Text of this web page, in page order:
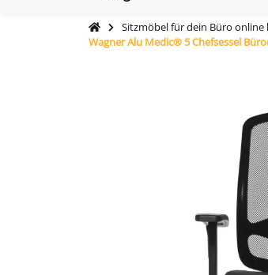
Sitzmöbel für dein Büro online
Wagner Alu Medic® 5 Chefsessel